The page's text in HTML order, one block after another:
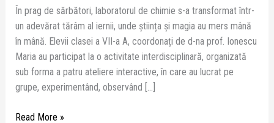
În prag de sărbători, laboratorul de chimie s-a transformat într-
un adevărat tărâm al iernii, unde știința și magia au mers mână
în mână. Elevii clasei a VII-a A, coordonați de d-na prof. Ionescu
Maria au participat la o activitate interdisciplinară, organizată
sub forma a patru ateliere interactive, în care au lucrat pe
grupe, experimentând, observând […]
Read More »